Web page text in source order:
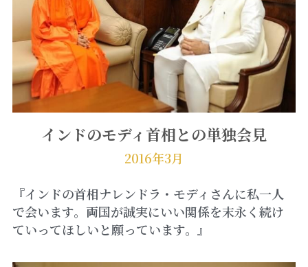
インドのモディ首相との単独会見
2016年3月
『インドの首相ナレンドラ・モディさんに私一人
で会います。両国が誠実にいい関係を末永く続け
ていってほしいと願っています。』